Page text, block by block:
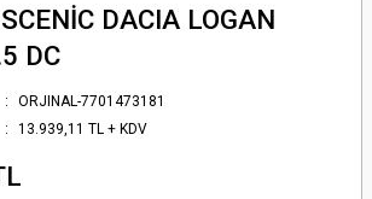
DACIA LOGAN
DC
ORJINAL-7701473181
13.939,11 TL + KDV